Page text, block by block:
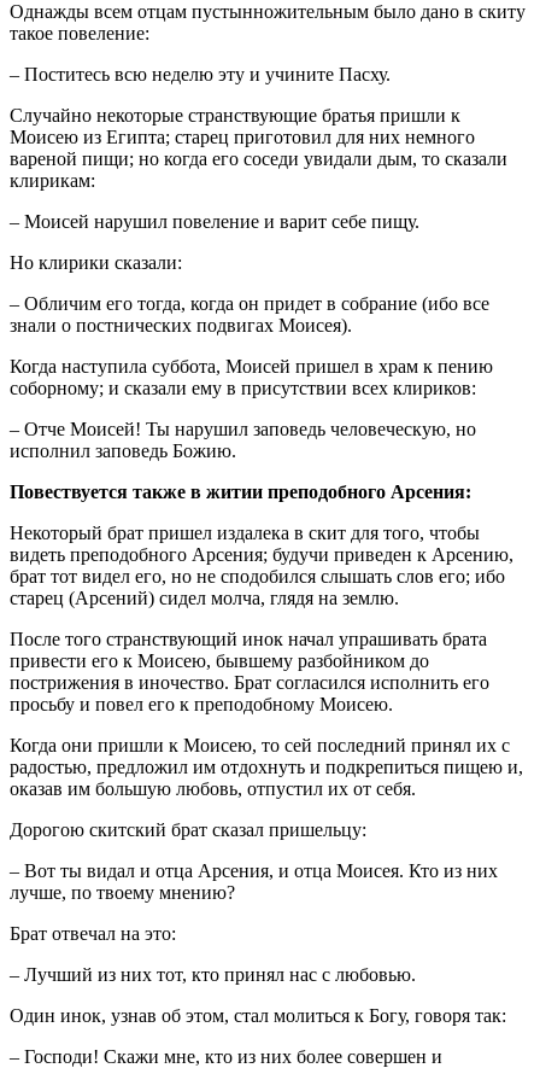
Однажды всем отцам пустынножительным было дано в скиту
такое повеление:
– Поститесь всю неделю эту и учините Пасху.
Случайно некоторые странствующие братья пришли к
Моисею из Египта; старец приготовил для них немного
вареной пищи; но когда его соседи увидали дым, то сказали
клирикам:
– Моисей нарушил повеление и варит себе пищу.
Но клирики сказали:
– Обличим его тогда, когда он придет в собрание (ибо все
знали о постнических подвигах Моисея).
Когда наступила суббота, Моисей пришел в храм к пению
соборному; и сказали ему в присутствии всех клириков:
– Отче Моисей! Ты нарушил заповедь человеческую, но
исполнил заповедь Божию.
Повествуется также в житии преподобного Арсения:
Некоторый брат пришел издалека в скит для того, чтобы
видеть преподобного Арсения; будучи приведен к Арсению,
брат тот видел его, но не сподобился слышать слов его; ибо
старец (Арсений) сидел молча, глядя на землю.
После того странствующий инок начал упрашивать брата
привести его к Моисею, бывшему разбойником до
пострижения в иночество. Брат согласился исполнить его
просьбу и повел его к преподобному Моисею.
Когда они пришли к Моисею, то сей последний принял их с
радостью, предложил им отдохнуть и подкрепиться пищею и,
оказав им большую любовь, отпустил их от себя.
Дорогою скитский брат сказал пришельцу:
– Вот ты видал и отца Арсения, и отца Моисея. Кто из них
лучше, по твоему мнению?
Брат отвечал на это:
– Лучший из них тот, кто принял нас с любовью.
Один инок, узнав об этом, стал молиться к Богу, говоря так:
– Господи! Скажи мне, кто из них более совершен и